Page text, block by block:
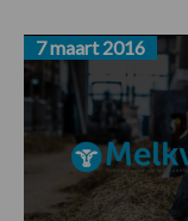
7 maart 2016